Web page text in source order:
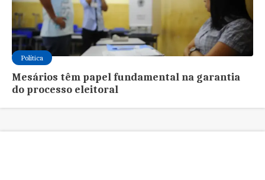
Política
Mesários têm papel fundamental na garantia
do processo eleitoral